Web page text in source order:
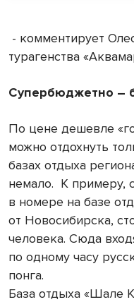
- комментирует
турагенства
Супербюджетно –
По цене дешевле
можно отдохнуть
базах отдыха
немало. К примеру,
в номере на базе
от Новосибирска,
человека. Сюда
по одному часу
понга.
База отдыха «Шале